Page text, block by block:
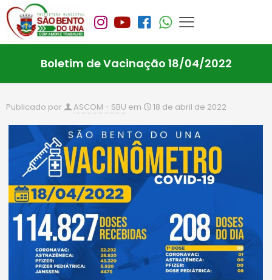
Boletim de Vacinação 18/04/2022
Publicado por ASCOM - SBU em 18 de abril de 2022